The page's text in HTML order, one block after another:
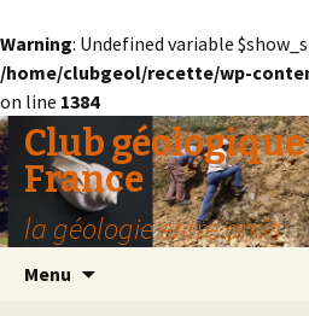
Warning: Undefined variable
/home/clubgeol/recette/wp-
on line 1384
Club géologique
France
la géologie entre amis
Menu